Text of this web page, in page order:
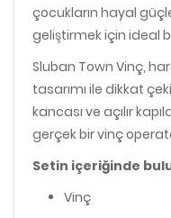
çocukların hayal
geliştirmek için ideal
Sluban Town Vinç,
tasarımı ile dikkat
kancası ve açılır
gerçek bir vinç
Setin içeriğinde
Vinç